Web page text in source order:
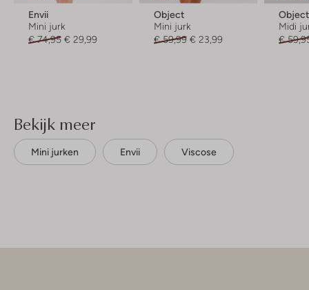
Envii
Mini jurk
€ 74,95 € 29,99
Object
Mini jurk
€ 59,99 € 23,99
Object
Midi
€
Bekijk meer
Mini jurken Envii Viscose